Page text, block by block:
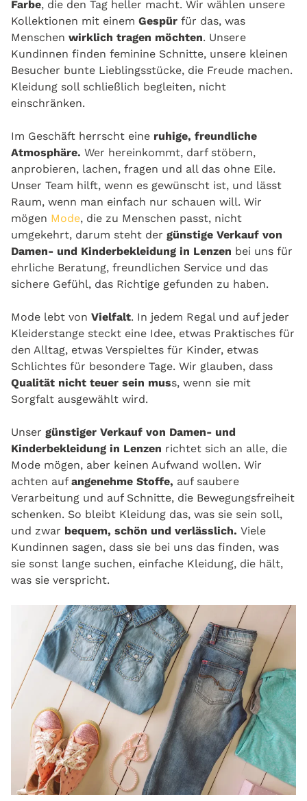
Farbe, die den Tag heller macht. Wir wählen unsere
Kollektionen mit einem Gespür für das, was
Menschen wirklich tragen möchten. Unsere
Kundinnen finden feminine Schnitte, unsere kleinen
Besucher bunte Lieblingsstücke, die Freude machen.
Kleidung soll schließlich begleiten, nicht
einschränken.
Im Geschäft herrscht eine ruhige, freundliche
Atmosphäre. Wer hereinkommt, darf stöbern,
anprobieren, lachen, fragen und all das ohne Eile.
Unser Team hilft, wenn es gewünscht ist, und lässt
Raum, wenn man einfach nur schauen will. Wir
mögen Mode, die zu Menschen passt, nicht
umgekehrt, darum steht der günstige Verkauf von
Damen- und Kinderbekleidung in Lenzen bei uns für
ehrliche Beratung, freundlichen Service und das
sichere Gefühl, das Richtige gefunden zu haben.
Mode lebt von Vielfalt. In jedem Regal und auf jeder
Kleiderstange steckt eine Idee, etwas Praktisches für
den Alltag, etwas Verspieltes für Kinder, etwas
Schlichtes für besondere Tage. Wir glauben, dass
Qualität nicht teuer sein muss, wenn sie mit
Sorgfalt ausgewählt wird.
Unser günstiger Verkauf von Damen- und
Kinderbekleidung in Lenzen richtet sich an alle, die
Mode mögen, aber keinen Aufwand wollen. Wir
achten auf angenehme Stoffe, auf saubere
Verarbeitung und auf Schnitte, die Bewegungsfreiheit
schenken. So bleibt Kleidung das, was sie sein soll,
und zwar bequem, schön und verlässlich. Viele
Kundinnen sagen, dass sie bei uns das finden, was
sie sonst lange suchen, einfache Kleidung, die hält,
was sie verspricht.